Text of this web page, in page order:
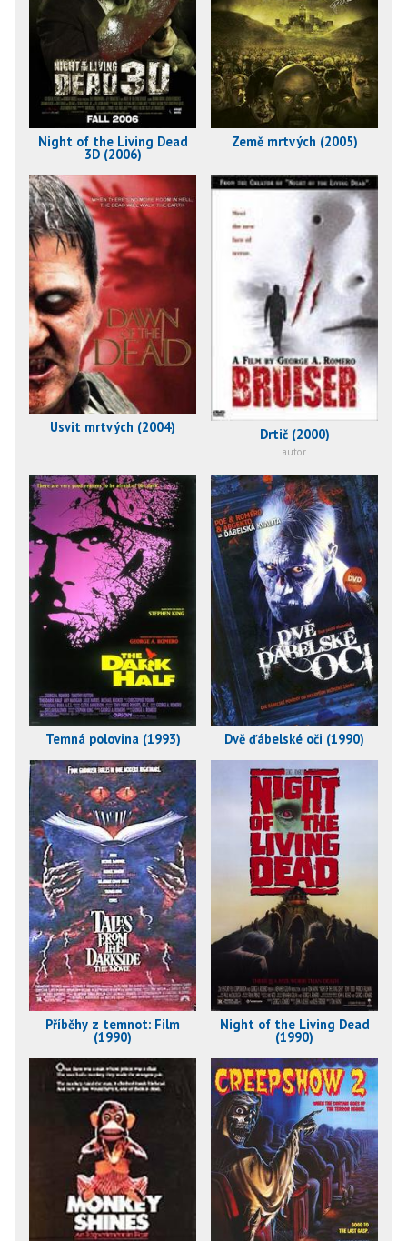
Night of the Living Dead
3D (2006)
Země mrtvých (2005)
Úsvit mrtvých (2004) Drtič (2000)
autor
Temná polovina (1993) Dvě ďábelské oči (1990)
Příběhy z temnot: Film
(1990)
Night of the Living Dead
(1990)